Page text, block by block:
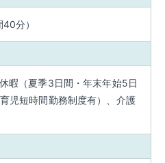
分）
暇（夏季3日間・年末年始5日
児短時間勤務制度有）、介護